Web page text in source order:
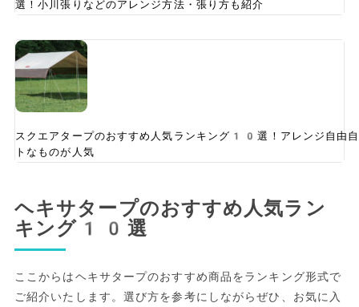
選！小川張りなどのアレンジ方法・張り方も紹介
スクエアタープのおすすめ人気ランキング10選！アレンジ自由
トなものが人気
ヘキサタープのおすすめ人気ラン
キング10選
ここからはヘキサタープのおすすめ商品をランキング形式で
ご紹介いたします。選び方を参考にしながらぜひ、お気に入